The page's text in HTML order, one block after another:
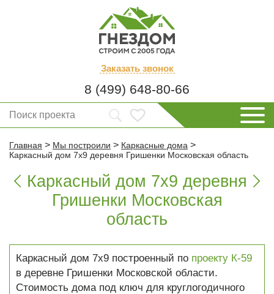
Заказать звонок
8 (499) 648-80-66
Главная > Мы построили > Каркасные дома >
Каркасный дом 7х9 деревня Гришенки Московская область
 Каркасный дом 7х9 деревня
Гришенки Московская
область

Каркасный дом 7х9 построенный по проекту К-59
в деревне Гришенки Московской области.
Стоимость дома под ключ для круглогодичного